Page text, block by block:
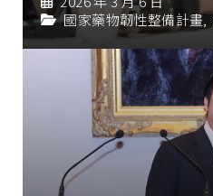
國家藥物韌性整備計畫,